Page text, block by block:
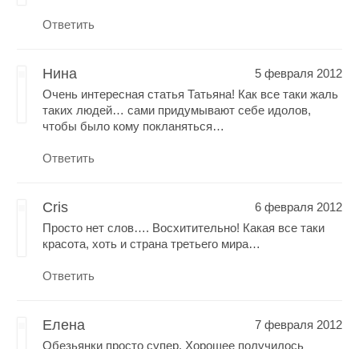
Ответить
Нина
5 февраля 2012
Очень интересная статья Татьяна! Как все таки жаль
таких людей… сами придумывают себе идолов,
чтобы было кому покланяться…
Ответить
Cris
6 февраля 2012
Просто нет слов…. Восхитительно! Какая все таки
красота, хоть и страна третьего мира…
Ответить
Елена
7 февраля 2012
Обезьянки просто супер. Хорошее получилось